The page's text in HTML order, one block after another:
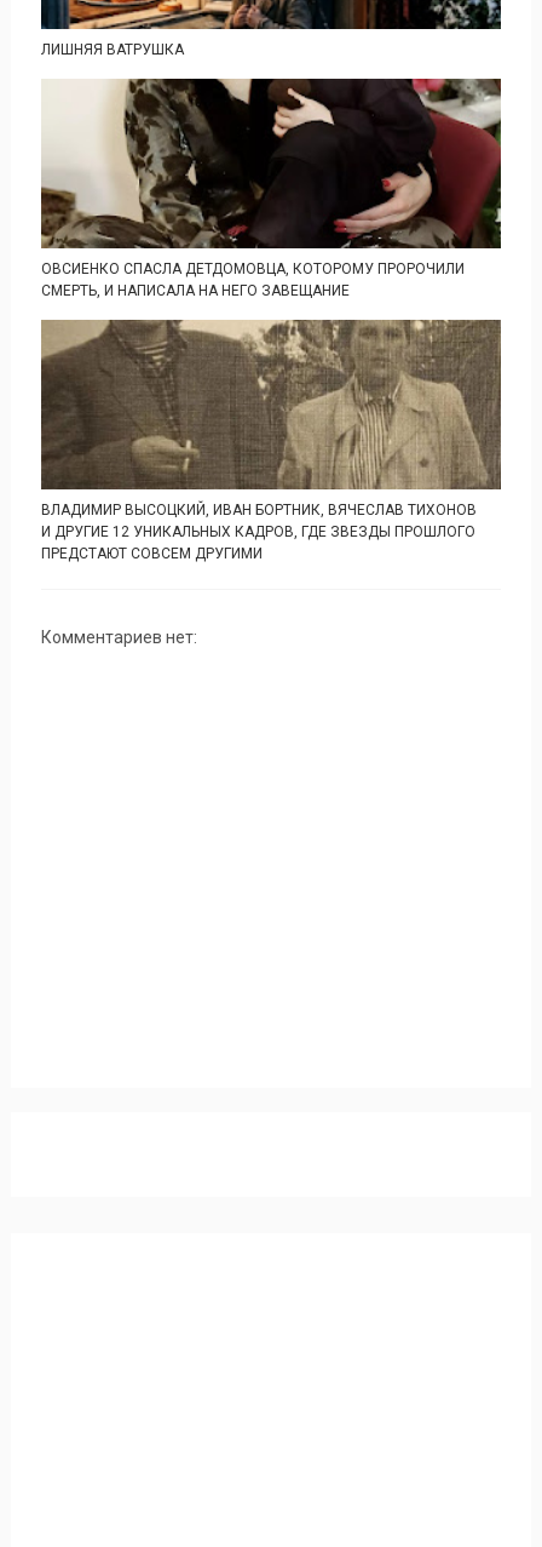
ЛИШНЯЯ ВАТРУШКА
ОВСИЕНКО СПАСЛА ДЕТДОМОВЦА, КОТОРОМУ ПРОРОЧИЛИ
СМЕРТЬ, И НАПИСАЛА НА НЕГО ЗАВЕЩАНИЕ
ВЛАДИМИР ВЫСОЦКИЙ, ИВАН БОРТНИК, ВЯЧЕСЛАВ ТИХОНОВ
И ДРУГИЕ 12 УНИКАЛЬНЫХ КАДРОВ, ГДЕ ЗВЕЗДЫ ПРОШЛОГО
ПРЕДСТАЮТ СОВСЕМ ДРУГИМИ
Комментариев нет: